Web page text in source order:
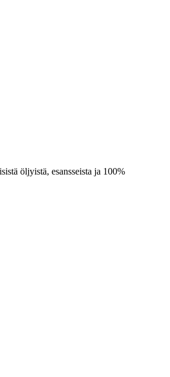
öljyistä, esansseista ja 100%